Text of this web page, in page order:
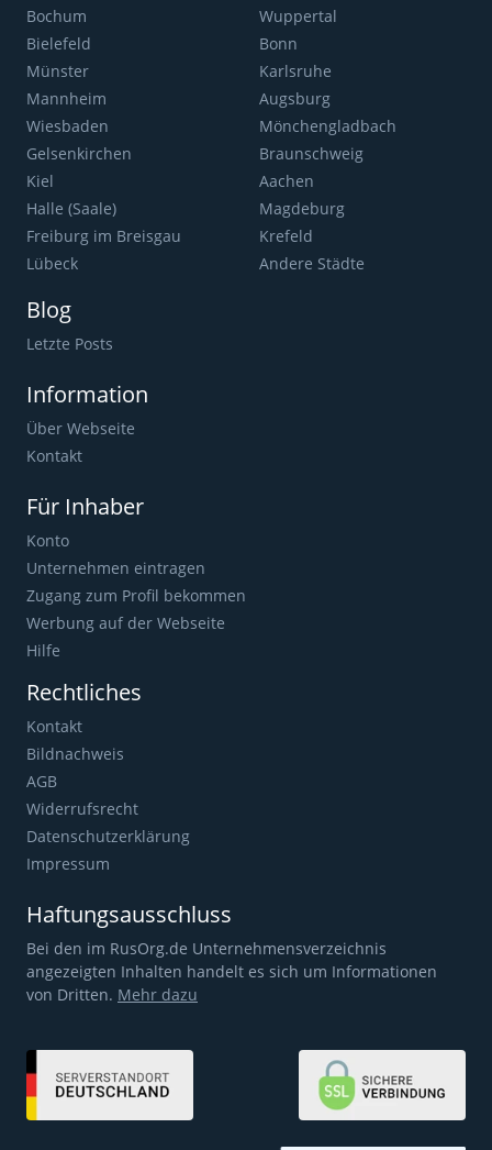
Bochum
Wuppertal
Bielefeld
Bonn
Münster
Karlsruhe
Mannheim
Augsburg
Wiesbaden
Mönchengladbach
Gelsenkirchen
Braunschweig
Kiel
Aachen
Halle (Saale)
Magdeburg
Freiburg im Breisgau
Krefeld
Lübeck
Andere Städte
Blog
Letzte Posts
Information
Über Webseite
Kontakt
Für Inhaber
Konto
Unternehmen eintragen
Zugang zum Profil bekommen
Werbung auf der Webseite
Hilfe
Rechtliches
Kontakt
Bildnachweis
AGB
Widerrufsrecht
Datenschutzerklärung
Impressum
Haftungsausschluss
Bei den im RusOrg.de Unternehmensverzeichnis
angezeigten Inhalten handelt es sich um Informationen
von Dritten. Mehr dazu